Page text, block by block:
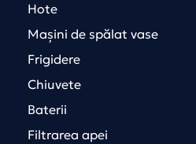
Hote
Mașini de spălat vase
Frigidere
Chiuvete
Baterii
Filtrarea apei